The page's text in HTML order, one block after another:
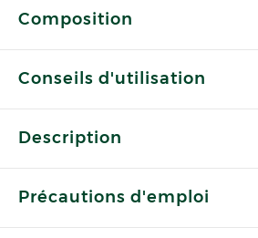
Composition
Conseils d'utilisation
Description
Précautions d'emploi